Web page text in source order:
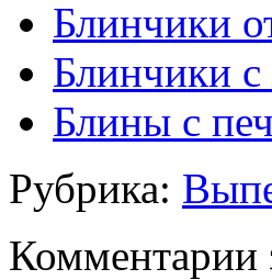
Блинчики
Блинчики
Блины с
Рубрика:
Комментарии